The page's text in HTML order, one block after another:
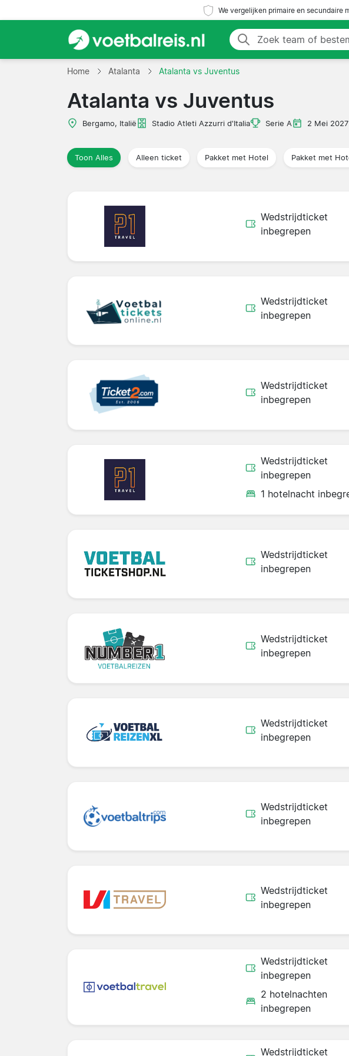
We vergelijken primaire en secundaire
Home Atalanta Atalanta vs Juventus
Atalanta vs Juventus
Bergamo, Italië Stadio Atleti Azzurri d'Italia Serie A 2 Mei 2027
Toon Alles Alleen ticket Pakket met Hotel Pakket met
Wedstrijdticket
inbegrepen
Wedstrijdticket
inbegrepen
Wedstrijdticket
inbegrepen
Wedstrijdticket
inbegrepen
1 hotelnacht
Wedstrijdticket
inbegrepen
Wedstrijdticket
inbegrepen
Wedstrijdticket
inbegrepen
Wedstrijdticket
inbegrepen
Wedstrijdticket
inbegrepen
Wedstrijdticket
inbegrepen
2 hotelnachten
inbegrepen
Wedstrijdticket